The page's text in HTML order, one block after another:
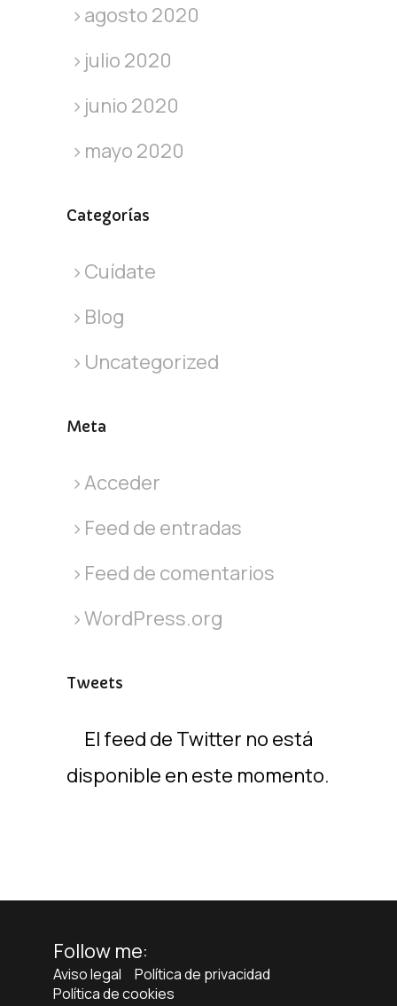
agosto 2020
julio 2020
junio 2020
mayo 2020
Categorías
Cuídate
Blog
Uncategorized
Meta
Acceder
Feed de entradas
Feed de comentarios
WordPress.org
Tweets
El feed de Twitter no está
disponible en este momento.
Follow me:
Aviso legal
Política de privacidad
Política de cookies